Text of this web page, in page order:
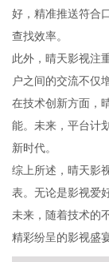
好，精准推送符合
查找效率。
此外，晴天影视注
户之间的交流不仅
在技术创新方面，
能。未来，平台计
新时代。
综上所述，晴天影
表。无论是影视爱
未来，随着技术的
精彩纷呈的影视盛宴